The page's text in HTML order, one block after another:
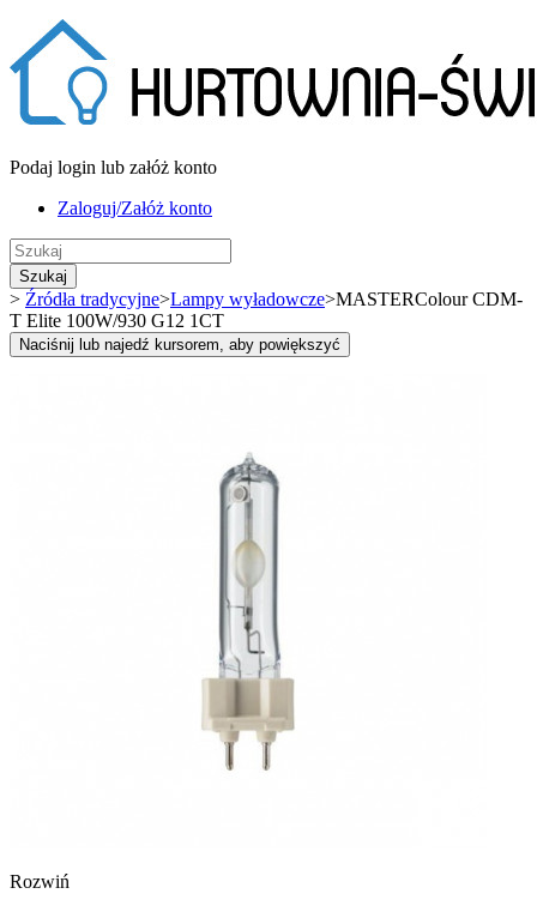
Podaj login lub załóż konto
Zaloguj/Załóż konto
Szukaj
> Źródła tradycyjne>Lampy wyładowcze>MASTERColour CDM-
T Elite 100W/930 G12 1CT
Naciśnij lub najedź kursorem, aby powiększyć
Rozwiń